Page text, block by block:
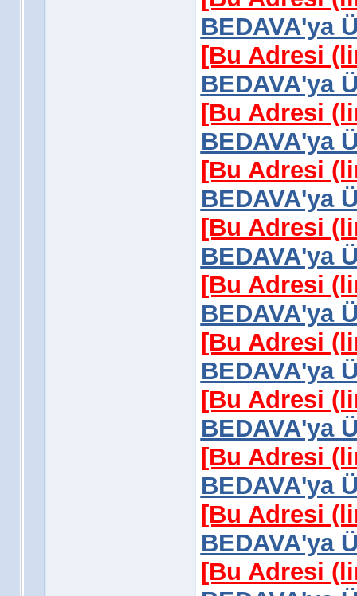
BEDAVA'ya
[Bu Adresi
BEDAVA'ya
[Bu Adresi
BEDAVA'ya
[Bu Adresi
BEDAVA'ya
[Bu Adresi
BEDAVA'ya
[Bu Adresi
BEDAVA'ya
[Bu Adresi
BEDAVA'ya
[Bu Adresi
BEDAVA'ya
[Bu Adresi
BEDAVA'ya
[Bu Adresi
BEDAVA'ya
[Bu Adresi